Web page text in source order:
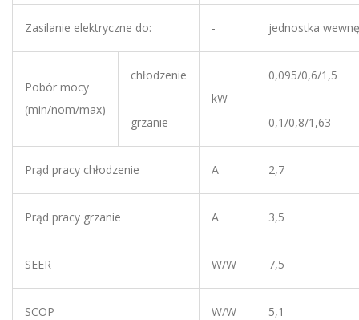
Zasilanie elektryczne do: - jednostka
Pobór mocy
(min/nom/max)
chłodzenie
kW
0,095/0,6/1,5
grzanie 0,1/0,8/1,63
Prąd pracy chłodzenie A 2,7
Prąd pracy grzanie A 3,5
SEER W/W 7,5
SCOP W/W 5,1